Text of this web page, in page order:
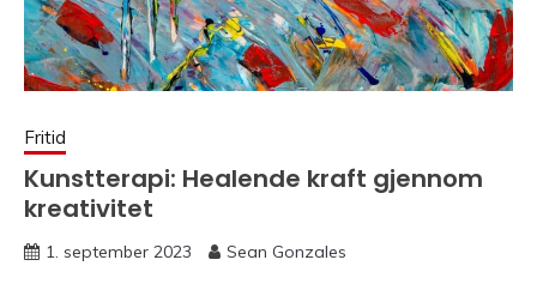
Fritid
Kunstterapi: Healende kraft gjennom
kreativitet
1. september 2023 Sean Gonzales